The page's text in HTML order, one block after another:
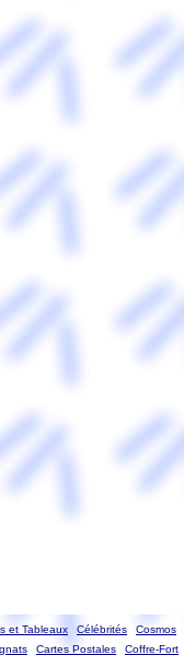
et Tableaux Célébrités Cosmos
Cartes Postales Coffre-Fort